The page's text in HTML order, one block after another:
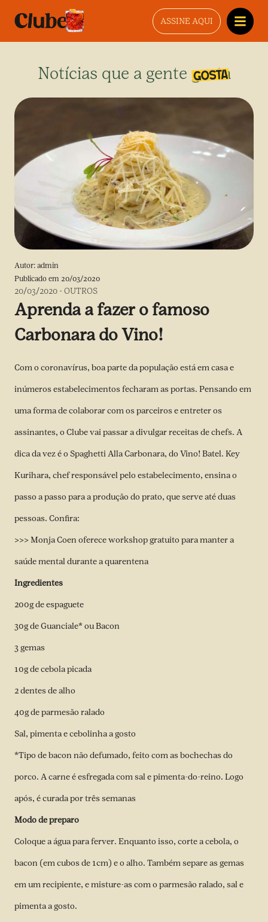
ASSINE AQUI
Notícias que a gente gosta
Autor: admin
Publicado em 20/03/2020
20/03/2020 -OUTROS
Aprenda a fazer o famoso
Carbonara do Vino!
Com o coronavírus, boa parte da população está em casa e
inúmeros estabelecimentos fecharam as portas. Pensando em
uma forma de colaborar com os parceiros e entreter os
assinantes, o Clube vai passar a divulgar receitas de chefs. A
dica da vez é o Spaghetti Alla Carbonara, do Vino! Batel. Key
Kurihara, chef responsável pelo estabelecimento, ensina o
passo a passo para a produção do prato, que serve até duas
pessoas. Confira:
>>> Monja Coen oferece workshop gratuito para manter a
saúde mental durante a quarentena
Ingredientes
200g de espaguete
30g de Guanciale* ou Bacon
3 gemas
10g de cebola picada
2 dentes de alho
40g de parmesão ralado
Sal, pimenta e cebolinha a gosto
*Tipo de bacon não defumado, feito com as bochechas do
porco. A carne é esfregada com sal e pimenta-do-reino. Logo
após, é curada por três semanas
Modo de preparo
Coloque a água para ferver. Enquanto isso, corte a cebola, o
bacon (em cubos de 1cm) e o alho. Também separe as gemas
em um recipiente, e misture-as com o parmesão ralado, sal e
pimenta a gosto.